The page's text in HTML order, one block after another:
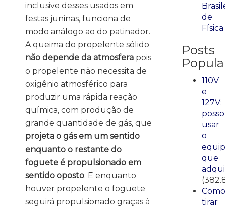
inclusive desses usados em
festas juninas, funciona de
modo análogo ao do patinador.
A queima do propelente sólido
não depende da atmosfera pois
o propelente não necessita de
oxigênio atmosférico para
produzir uma rápida reação
química, com produção de
grande quantidade de gás, que
projeta o gás em um sentido
enquanto o restante do
foguete é propulsionado em
sentido oposto. E enquanto
houver propelente o foguete
seguirá propulsionado graças à
de
Física
Posts
110V
e
127V:
posso
usar
o
que
Como
tirar